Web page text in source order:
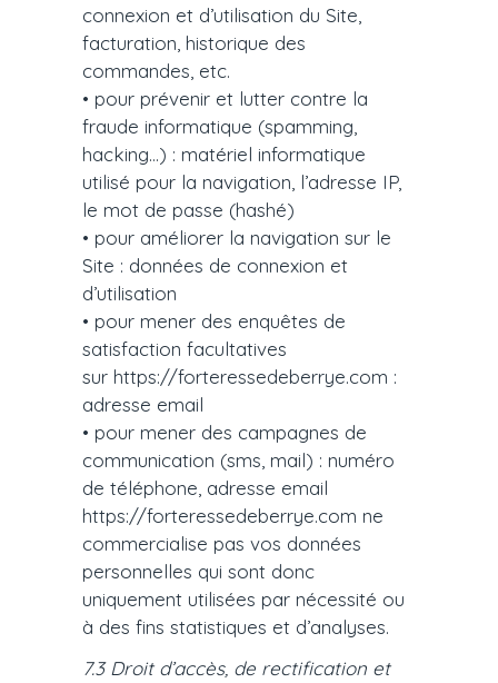
connexion et d’utilisation du Site,
facturation, historique des
commandes, etc.
• pour prévenir et lutter contre la
fraude informatique (spamming,
hacking…) : matériel informatique
utilisé pour la navigation, l’adresse IP,
le mot de passe (hashé)
• pour améliorer la navigation sur le
Site : données de connexion et
d’utilisation
• pour mener des enquêtes de
satisfaction facultatives
sur https://forteressedeberrye.com :
adresse email
• pour mener des campagnes de
communication (sms, mail) : numéro
de téléphone, adresse email
https://forteressedeberrye.com ne
commercialise pas vos données
personnelles qui sont donc
uniquement utilisées par nécessité ou
à des fins statistiques et d’analyses.
7.3 Droit d’accès, de rectification et